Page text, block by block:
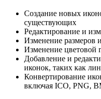
Создание новых
существующих
Редактирование и
Изменение размеров
Изменение цветовой
Добавление и
иконок, таких как
Конвертирование
включая ICO, PNG,